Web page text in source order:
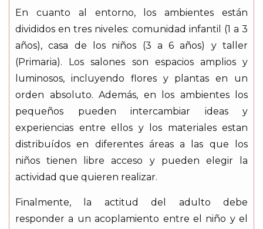
En cuanto al entorno, los ambientes están
divididos en tres niveles: comunidad infantil (1 a 3
años), casa de los niños (3 a 6 años) y taller
(Primaria). Los salones son espacios amplios y
luminosos, incluyendo flores y plantas en un
orden absoluto. Además, en los ambientes los
pequeños pueden intercambiar ideas y
experiencias entre ellos y los materiales estan
distribuídos en diferentes áreas a las que los
niños tienen libre acceso y pueden elegir la
actividad que quieren realizar.
Finalmente, la actitud del adulto debe
responder a un acoplamiento entre el niño y el